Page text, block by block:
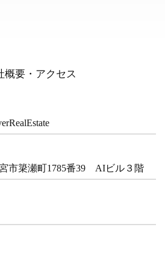
概要・アクセス
市簗瀬町1785番39 AIビル３階